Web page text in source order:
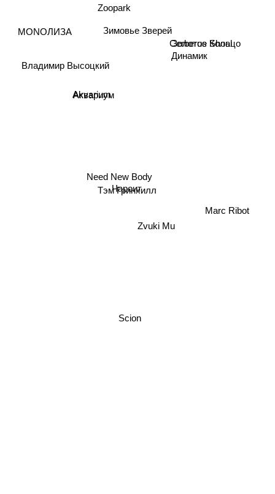
Зимовье Зверей
Zoopark
Динамик
Чароит
Тэм Гринхилл
MONOЛИЗА
Zvuki Mu
Cerberus Shoal
Золотое Кольцо
Need New Body
Akvarium
Scion
Marc Ribot